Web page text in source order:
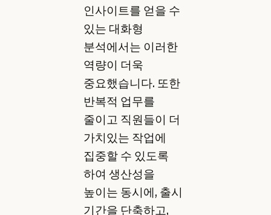
인사이트를 얻을 수
있는 대화형
분석에서는 이러한
역량이 더욱
중요했습니다. 또한
반복적 업무를
줄이고 직원들이 더
가치있는 작업에
집중할 수 있도록
하여 생산성을
높이는 동시에, 출시
기간을 단축하고,